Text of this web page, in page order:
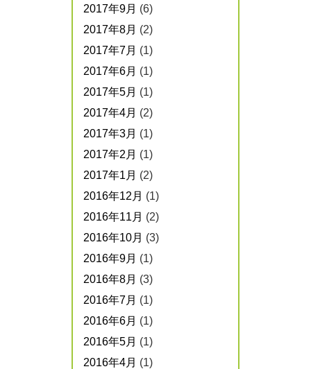
2017年9月 (6)
2017年8月 (2)
2017年7月 (1)
2017年6月 (1)
2017年5月 (1)
2017年4月 (2)
2017年3月 (1)
2017年2月 (1)
2017年1月 (2)
2016年12月 (1)
2016年11月 (2)
2016年10月 (3)
2016年9月 (1)
2016年8月 (3)
2016年7月 (1)
2016年6月 (1)
2016年5月 (1)
2016年4月 (1)